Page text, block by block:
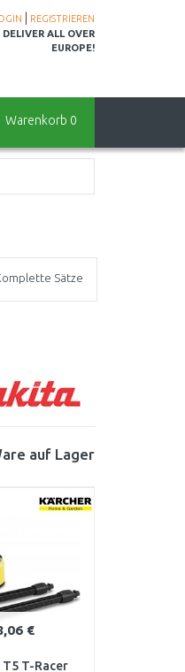
REGISTRIEREN
ALL OVER
EUROPE!
Warenkorb 0
Sätze
auf Lager
€
T5 T-Racer